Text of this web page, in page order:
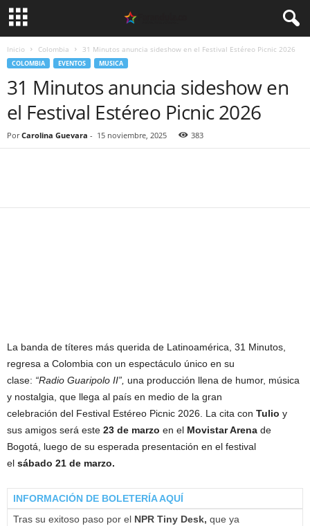
Inicio Colombia 31 Minutos anuncia sideshow en el Festival Estéreo Picnic 2026
COLOMBIA EVENTOS MUSICA
31 Minutos anuncia sideshow en
el Festival Estéreo Picnic 2026
Por Carolina Guevara - 15 noviembre, 2025 383
La banda de títeres más querida de Latinoamérica, 31 Minutos,
regresa a Colombia con un espectáculo único en su
clase: “Radio Guaripolo II”, una producción llena de humor, música
y nostalgia, que llega al país en medio de la gran
celebración del Festival Estéreo Picnic 2026. La cita con Tulio y
sus amigos será este 23 de marzo en el Movistar Arena de
Bogotá, luego de su esperada presentación en el festival
el sábado 21 de marzo.
INFORMACIÓN DE BOLETERÍA AQUÍ
Tras su exitoso paso por el NPR Tiny Desk, que ya